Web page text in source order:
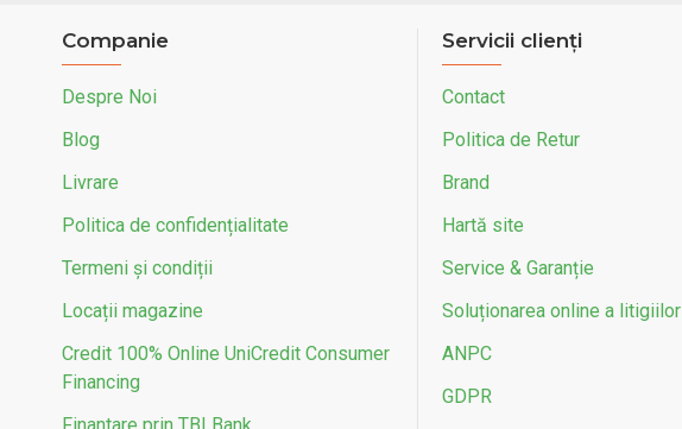
Garantie motor (luni de zile) 24
Voltaj baterie
Material janta Oțel
Diametru roata fata
Diametru roata spate
Companie
Despre Noi
Blog
Livrare
Politica de confidențialitate
Termeni și condiții
Locații magazine
Credit 100% Online UniCredit Consumer
Financing
Servicii clienți
Contact
Politica de Retur
Brand
Hartă site
Service & Garanție
Soluționarea online a litigiilor
ANPC
GDPR